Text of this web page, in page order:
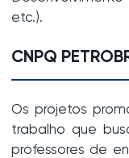
etc.).
CNPQ
Os projetos
trabalho que
professores de